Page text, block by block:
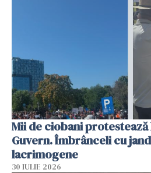
Mii de ciobani protestează
Guvern. Îmbrânceli cu
lacrimogene
30 IULIE 2026